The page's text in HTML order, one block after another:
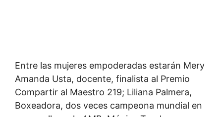
Entre las mujeres empoderadas estarán Mery
Amanda Usta, docente, finalista al Premio
Compartir al Maestro 219; Liliana Palmera,
Boxeadora, dos veces campeona mundial en